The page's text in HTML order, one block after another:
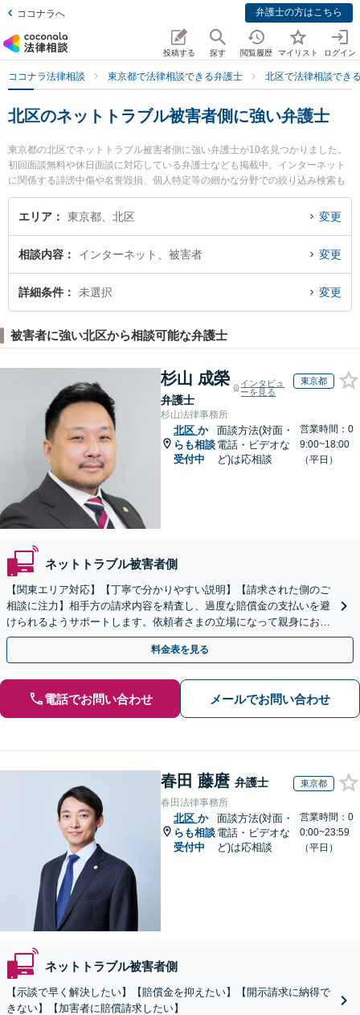
ココナラへ 弁護士の方はこちら
投稿する 探す 閲覧履歴 マイリスト ログイン
ココナラ法律相談 東京都で法律相談できる弁護士 北区で法律相談でき
北区のネットトラブル被害者側に強い弁護士
東京都の北区でネットトラブル被害者側に強い弁護士が10名見つかりました。
初回面談無料や休日面談に対応している弁護士なども掲載中。インターネット
に関係する誹謗中傷や名誉毀損、個人特定等の細かな分野での絞り込み検索も
でき便利です。特に弁護士法人アクロピースの伊藤 俊太郎弁護士や弁護士法人
アクロピースの佐々木 一夫弁護士、弁護士法人アクロピースの石田 雅海弁護士
談したい』『ネットトラブル被害者側のトラブル解決の実績豊富な近くの弁護
士を検索したい』『初回相談無料でネットトラブル被害者側を法律相談できる
北区内の弁護士に相談予約したい』などでお困りの相談者さんにおすすめで
エリア 東京都、北区 変更
相談内容 インターネット、被害者 変更
詳細条件 未選択 変更
被害者に強い北区から相談可能な弁護士
杉山 成榮
弁護士
インタビュ
ーを見る
東京都
杉山法律事務所
北区 か
らも相談
受付中
面談方法(対面・
電話・ビデオな
ど)は応相談
営業時間：0
9:00~18:00
（平日）
ネットトラブル被害者側
【関東エリア対応】【丁寧で分かりやすい説明】【請求された側のご
相談に注力】相手方の請求内容を精査し、過度な賠償金の支払いを避
けられるようサポートします。依頼者さまの立場になって親身にお話
を伺いますので、ぜひご相談ください。【WEB面談可】
料金表を見る
電話でお問い合わせ メールでお問い合わせ
春田 藤麿 弁護士 東京都
春田法律事務所
北区 か
らも相談
受付中
面談方法(対面・
電話・ビデオな
ど)は応相談
営業時間：0
0:00~23:59
（平日）
ネットトラブル被害者側
【示談で早く解決したい】【賠償金を抑えたい】【開示請求に納得で
きない】【加害者に賠償請求したい】